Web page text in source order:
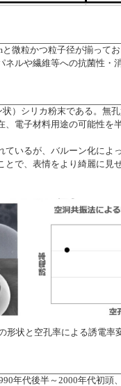
微粒かつ粒子径が揃って
ルや繊維等への抗菌性・
）シリカ粉末である。無
電子材料用途の可能性を
いるが、バルーン化によ
で、表情をより綺麗に見
形状と空孔率による誘電率
年代後半～2000年代初頭